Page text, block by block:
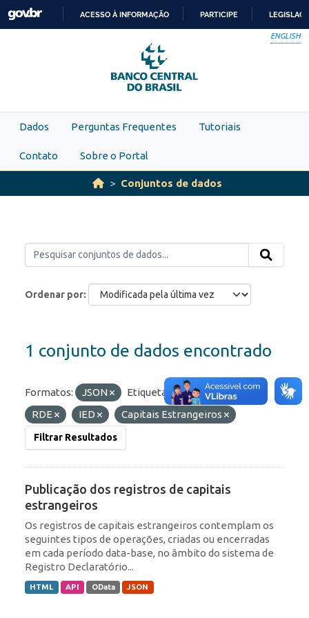
Skip to main content
PARA
O
CONTEÚDO
ACESSO À INFORMAÇÃO PARTICIPE
ENGLISH
Dados Perguntas Frequentes Tutoriais
Contato Sobre o Portal
Conjuntos de dados
Ordenar por
1 conjunto de dados encontrado
Formatos: JSON Etiquetas:
Portfólio
RDE
IED Capitais Estrangeiros
Filtrar Resultados
Publicação dos registros de capitais
estrangeiros
Os registros de capitais estrangeiros contemplam os
seguintes tipos de operações, criadas ou encerradas
em cada período data-base, no âmbito do sistema de
Registro Declaratório...
HTML API OData JSON